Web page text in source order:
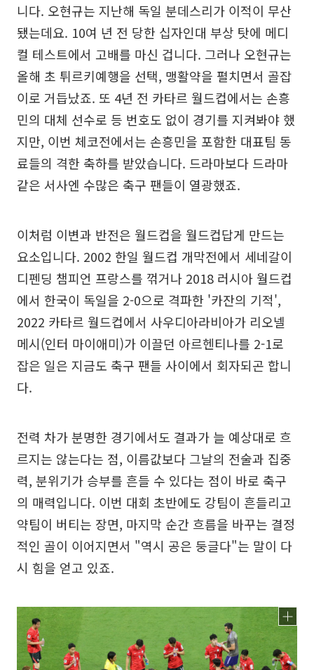
니다. 오현규는 지난해 독일 분데스리가 이적이 무산
됐는데요. 10여 년 전 당한 십자인대 부상 탓에 메디
컬 테스트에서 고배를 마신 겁니다. 그러나 오현규는
올해 초 튀르키예행을 선택, 맹활약을 펼치면서 골잡
이로 거듭났죠. 또 4년 전 카타르 월드컵에서는 손흥
민의 대체 선수로 등 번호도 없이 경기를 지켜봐야 했
지만, 이번 체코전에서는 손흥민을 포함한 대표팀 동
료들의 격한 축하를 받았습니다. 드라마보다 드라마
같은 서사엔 수많은 축구 팬들이 열광했죠.
이처럼 이변과 반전은 월드컵을 월드컵답게 만드는
요소입니다. 2002 한일 월드컵 개막전에서 세네갈이
디펜딩 챔피언 프랑스를 꺾거나 2018 러시아 월드컵
에서 한국이 독일을 2-0으로 격파한 '카잔의 기적',
2022 카타르 월드컵에서 사우디아라비아가 리오넬
메시(인터 마이애미)가 이끌던 아르헨티나를 2-1로
잡은 일은 지금도 축구 팬들 사이에서 회자되곤 합니
다.
전력 차가 분명한 경기에서도 결과가 늘 예상대로 흐
르지는 않는다는 점, 이름값보다 그날의 전술과 집중
력, 분위기가 승부를 흔들 수 있다는 점이 바로 축구
의 매력입니다. 이번 대회 초반에도 강팀이 흔들리고
약팀이 버티는 장면, 마지막 순간 흐름을 바꾸는 결정
적인 골이 이어지면서 "역시 공은 둥글다"는 말이 다
시 힘을 얻고 있죠.